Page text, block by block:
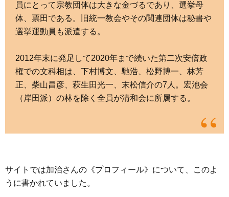
員にとって宗教団体は大きな金づるであり、選挙母
体、票田である。旧統一教会やその関連団体は秘書や
選挙運動員も派遣する。
2012年末に発足して2020年まで続いた第二次安倍政
権での文科相は、下村博文、馳浩、松野博一、林芳
正、柴山昌彦、萩生田光一、末松信介の7人。宏池会
（岸田派）の林を除く全員が清和会に所属する。
サイトでは加治さんの《プロフィール》について、このよ
うに書かれていました。